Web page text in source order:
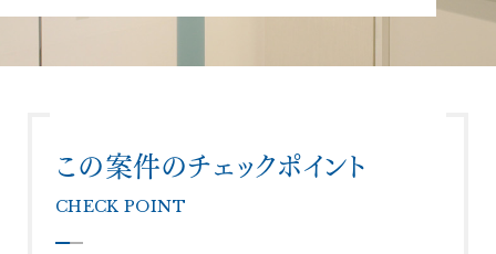
この案件のチェックポイント
CHECK POINT